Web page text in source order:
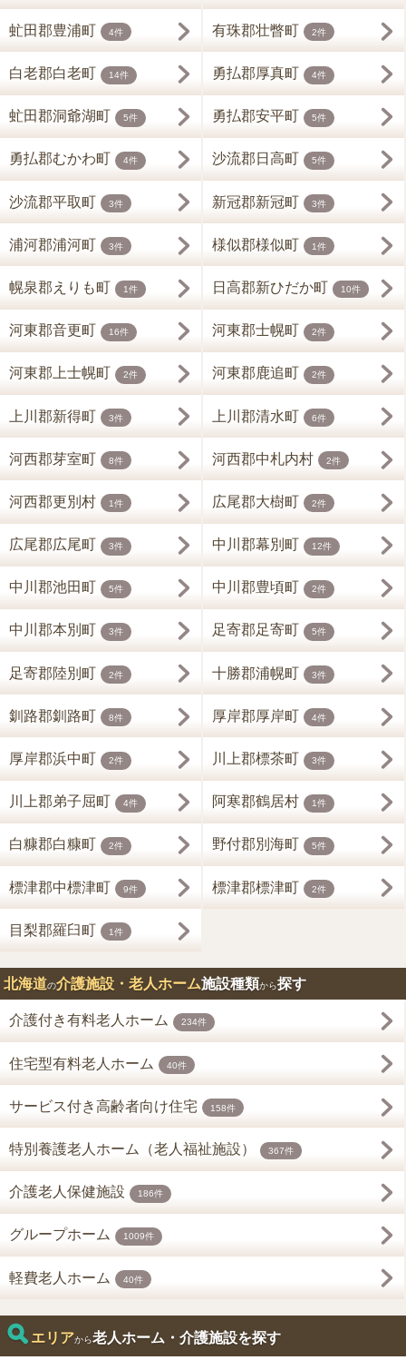
虻田郡豊浦町 4件 有珠郡壮瞥町 2件
白老郡白老町 14件 勇払郡厚真町 4件
虻田郡洞爺湖町 5件 勇払郡安平町 5件
勇払郡むかわ町 4件 沙流郡日高町 5件
沙流郡平取町 3件 新冠郡新冠町 3件
浦河郡浦河町 3件 様似郡様似町 1件
幌泉郡えりも町 1件 日高郡新ひだか町 10件
河東郡音更町 16件 河東郡士幌町 2件
河東郡上士幌町 2件 河東郡鹿追町 2件
上川郡新得町 3件 上川郡清水町 6件
河西郡芽室町 8件 河西郡中札内村 2件
河西郡更別村 1件 広尾郡大樹町 2件
広尾郡広尾町 3件 中川郡幕別町 12件
中川郡池田町 5件 中川郡豊頃町 2件
中川郡本別町 3件 足寄郡足寄町 5件
足寄郡陸別町 2件 十勝郡浦幌町 3件
釧路郡釧路町 8件 厚岸郡厚岸町 4件
厚岸郡浜中町 2件 川上郡標茶町 3件
川上郡弟子屈町 4件 阿寒郡鶴居村 1件
白糠郡白糠町 2件 野付郡別海町 5件
標津郡中標津町 9件 標津郡標津町 2件
目梨郡羅臼町 1件
北海道の介護施設・老人ホーム施設種類から探す
介護付き有料老人ホーム 234件
住宅型有料老人ホーム 40件
サービス付き高齢者向け住宅 158件
特別養護老人ホーム（老人福祉施設） 367件
介護老人保健施設 186件
グループホーム 1009件
軽費老人ホーム 40件
エリアから老人ホーム・介護施設を探す